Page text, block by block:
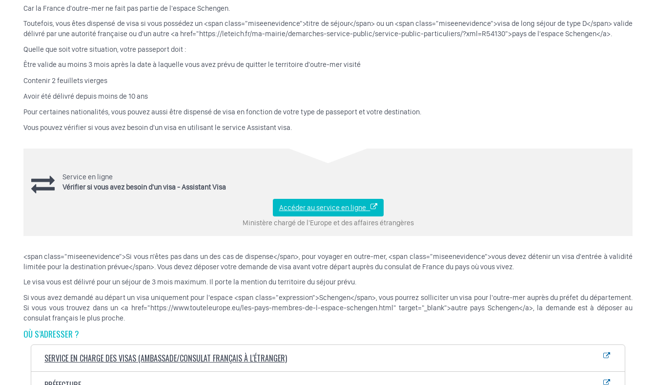
Car la France d'outre-mer ne fait pas partie de l'espace Schengen.
Toutefois, vous êtes dispensé de visa si vous possédez un <span class="miseenevidence">titre de séjour</span> ou un <span class="miseenevidence">visa de long séjour de type D</span> valide
délivré par une autorité française ou d'un autre <a href="https://leteich.fr/ma-mairie/demarches-service-public/service-public-particuliers/?xml=R54130">pays de l'espace Schengen</a>.
Quelle que soit votre situation, votre passeport doit :
Être valide au moins 3 mois après la date à laquelle vous avez prévu de quitter le territoire d'outre-mer visité
Contenir 2 feuillets vierges
Avoir été délivré depuis moins de 10 ans
Pour certaines nationalités, vous pouvez aussi être dispensé de visa en fonction de votre type de passeport et votre destination.
Vous pouvez vérifier si vous avez besoin d'un visa en utilisant le service Assistant visa.
Service en ligne
Vérifier si vous avez besoin d'un visa - Assistant Visa
Accéder au service en ligne
Ministère chargé de l'Europe et des affaires étrangères
<span class="miseenevidence">Si vous n'êtes pas dans un des cas de dispense</span>, pour voyager en outre-mer, <span class="miseenevidence">vous devez détenir un visa d'entrée à validité
limitée pour la destination prévue</span>. Vous devez déposer votre demande de visa avant votre départ auprès du consulat de France du pays où vous vivez.
Le visa vous est délivré pour un séjour de 3 mois maximum. Il porte la mention du territoire du séjour prévu.
Si vous avez demandé au départ un visa uniquement pour l'espace <span class="expression">Schengen</span>, vous pourrez solliciter un visa pour l'outre-mer auprès du préfet du département.
Si vous vous trouvez dans un <a href="https://www.touteleurope.eu/les-pays-membres-de-l-espace-schengen.html" target="_blank">autre pays Schengen</a>, la demande est à déposer au
consulat français le plus proche.
OÙ S’ADRESSER ?
SERVICE EN CHARGE DES VISAS (AMBASSADE/CONSULAT FRANÇAIS À L'ÉTRANGER)